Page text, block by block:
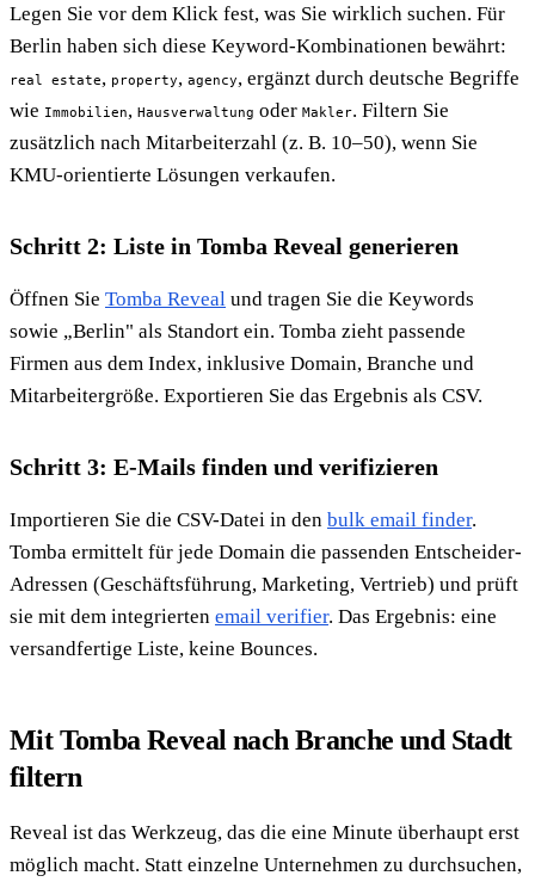
Legen Sie vor dem Klick fest, was Sie wirklich suchen. Für
Berlin haben sich diese Keyword-Kombinationen bewährt:
real estate, property, agency, ergänzt durch deutsche Begriffe
wie Immobilien, Hausverwaltung oder Makler. Filtern Sie
zusätzlich nach Mitarbeiterzahl (z. B. 10–50), wenn Sie
KMU-orientierte Lösungen verkaufen.
Schritt 2: Liste in Tomba Reveal generieren
Öffnen Sie Tomba Reveal und tragen Sie die Keywords
sowie „Berlin" als Standort ein. Tomba zieht passende
Firmen aus dem Index, inklusive Domain, Branche und
Mitarbeitergröße. Exportieren Sie das Ergebnis als CSV.
Schritt 3: E-Mails finden und verifizieren
Importieren Sie die CSV-Datei in den bulk email finder.
Tomba ermittelt für jede Domain die passenden Entscheider-
Adressen (Geschäftsführung, Marketing, Vertrieb) und prüft
sie mit dem integrierten email verifier. Das Ergebnis: eine
versandfertige Liste, keine Bounces.
Mit Tomba Reveal nach Branche und Stadt
filtern
Reveal ist das Werkzeug, das die eine Minute überhaupt erst
möglich macht. Statt einzelne Unternehmen zu durchsuchen,